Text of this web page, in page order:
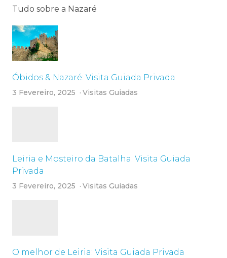
Tudo sobre a Nazaré
Óbidos & Nazaré: Visita Guiada Privada
3 Fevereiro, 2025 Visitas Guiadas
Leiria e Mosteiro da Batalha: Visita Guiada
Privada
3 Fevereiro, 2025 Visitas Guiadas
O melhor de Leiria: Visita Guiada Privada